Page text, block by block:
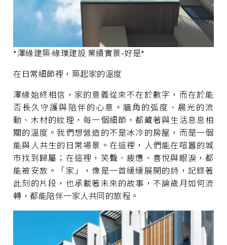
*澤緣建築·緣璞建設 業績實景-好是*
在日常細節裡，築起家的溫度
澤緣始終相信，家的意義從來不在於數字，而在於能
否長久守護與陪伴的心意。牆角的弧度、晨光的流
動、木材的紋理，每一個細節，都藏著與生活息息相
關的溫度。我們想營造的不是冰冷的房屋，而是一個
能與人共生的日常場景。在這裡，人們能在喧囂的城
市找到歸屬；在這裡，笑聲、疲憊、喜悅與眼淚，都
能被安放。「家」，像是一首緩緩展開的詩，記錄著
此刻的片段，也承載著未來的故事，不論歲月如何流
轉，都能陪伴一家人共同的旅程。